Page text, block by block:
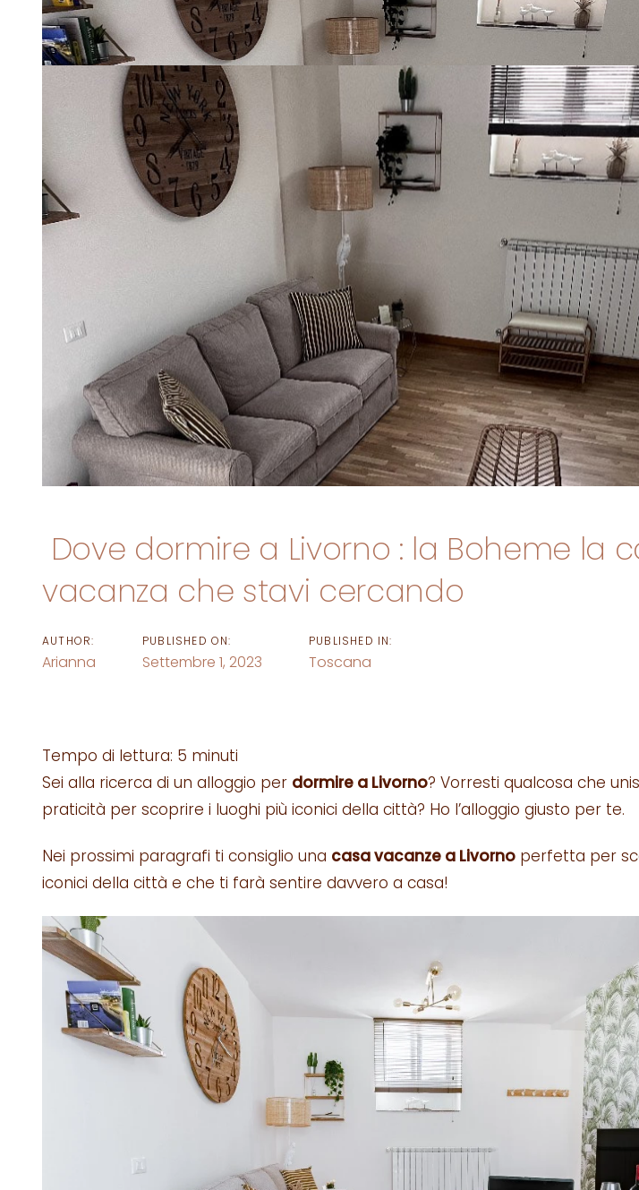
Dove dormire a Livorno : la Boheme la
vacanza che stavi cercando
AUTHOR:
Arianna
PUBLISHED ON:
Settembre 1, 2023
PUBLISHED IN:
Toscana
Tempo di lettura: 5 minuti
Sei alla ricerca di un alloggio per dormire a Livorno? Vorresti qualcosa che
praticità per scoprire i luoghi più iconici della città? Ho l’alloggio giusto per te.
Nei prossimi paragrafi ti consiglio una casa vacanze a Livorno perfetta per
iconici della città e che ti farà sentire davvero a casa!